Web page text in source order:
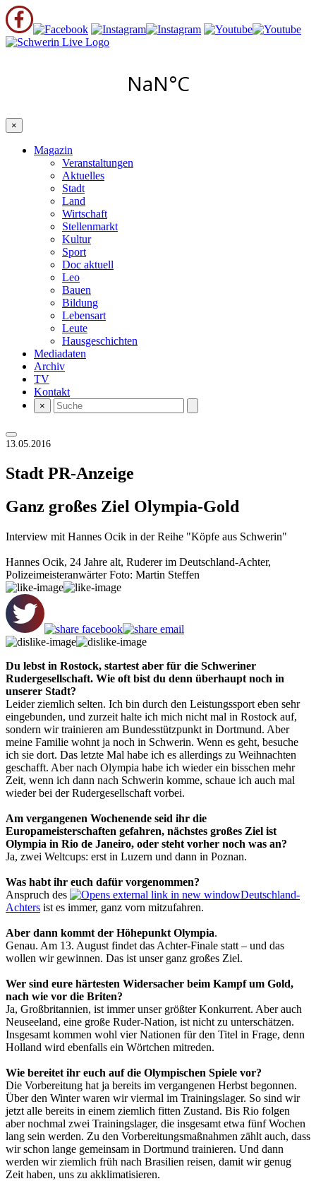
×
Magazin
Veranstaltungen
Aktuelles
Stadt
Land
Wirtschaft
Stellenmarkt
Kultur
Sport
Doc aktuell
Leo
Bauen
Bildung
Lebensart
Leute
Hausgeschichten
Mediadaten
Archiv
TV
Kontakt
×
13.05.2016
Stadt PR-Anzeige
Ganz großes Ziel Olympia-Gold
Interview mit Hannes Ocik in der Reihe "Köpfe aus Schwerin"
Hannes Ocik, 24 Jahre alt, Ruderer im Deutschland-Achter,
Polizeimeisteranwärter Foto: Martin Steffen
Du lebst in Rostock, startest aber für die Schweriner
Rudergesellschaft. Wie oft bist du denn überhaupt noch in
unserer Stadt?
Leider ziemlich selten. Ich bin durch den Leistungssport eben sehr
eingebunden, und zurzeit halte ich mich nicht mal in Rostock auf,
sondern wir trainieren am Bundesstützpunkt in Dortmund. Aber
meine Familie wohnt ja noch in Schwerin. Wenn es geht, besuche
ich sie dort. Das letzte Mal habe ich es allerdings zu Weihnachten
geschafft. Aber nach Olympia habe ich wieder ein bisschen mehr
Zeit, wenn ich dann nach Schwerin komme, schaue ich auch mal
wieder bei der Rudergesellschaft vorbei.
Am vergangenen Wochenende seid ihr die
Europameisterschaften gefahren, nächstes großes Ziel ist
Olympia in Rio de Janeiro, oder steht vorher noch was an?
Ja, zwei Weltcups: erst in Luzern und dann in Poznan.
Was habt ihr euch dafür vorgenommen?
Anspruch des
Deutschland-
Achters ist es immer, ganz vorn mitzufahren.
Aber dann kommt der Höhepunkt Olympia.
Genau. Am 13. August findet das Achter-Finale statt – und das
wollen wir gewinnen. Das ist unser ganz großes Ziel.
Wer sind eure härtesten Widersacher beim Kampf um Gold,
nach wie vor die Briten?
Ja, Großbritannien, ist immer unser größter Konkurrent. Aber auch
Neuseeland, eine große Ruder-Nation, ist nicht zu unterschätzen.
Insgesamt kommen wohl vier Nationen für den Titel in Frage, denn
Holland wird ebenfalls ein Wörtchen mitreden.
Wie bereitet ihr euch auf die Olympischen Spiele vor?
Die Vorbereitung hat ja bereits im vergangenen Herbst begonnen.
Über den Winter waren wir viermal im Trainingslager. So sind wir
jetzt alle bereits in einem ziemlich fitten Zustand. Bis Rio folgen
aber nochmal zwei Trainingslager, die insgesamt etwa fünf Wochen
lang sein werden. Zu den Vorbereitungsmaßnahmen zählt auch, dass
wir schon lange gemeinsam in Dortmund trainieren. Und dann
werden wir ziemlich früh nach Brasilien reisen, damit wir genug
Zeit haben, uns zu akklimatisieren.